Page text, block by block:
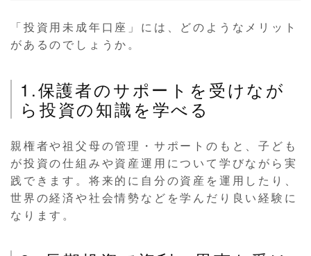
「投資用未成年口座」には、どのようなメリット
があるのでしょうか。
1.保護者のサポートを受けなが
ら投資の知識を学べる
親権者や祖父母の管理・サポートのもと、子ども
が投資の仕組みや資産運用について学びながら実
践できます。将来的に自分の資産を運用したり、
世界の経済や社会情勢などを学んだり良い経験に
なります。